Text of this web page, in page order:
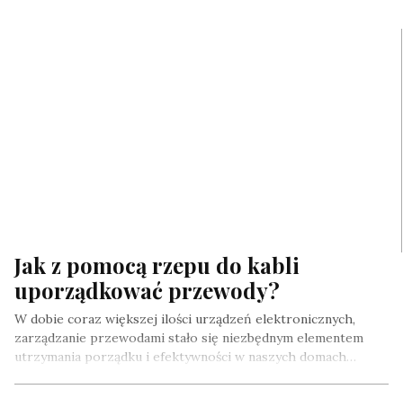
Jak z pomocą rzepu do kabli
uporządkować przewody?
W dobie coraz większej ilości urządzeń elektronicznych,
zarządzanie przewodami stało się niezbędnym elementem
utrzymania porządku i efektywności w naszych domach…